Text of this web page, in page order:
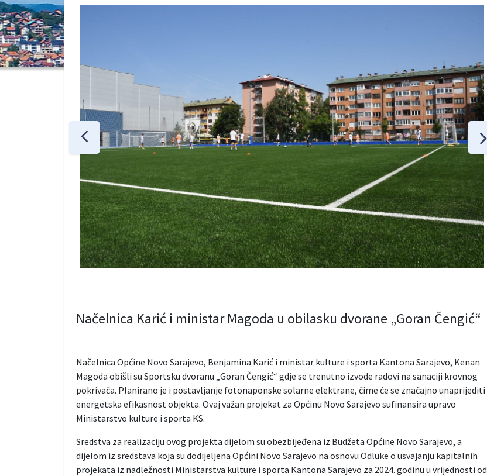
Načelnica Karić i ministar Magoda u obilasku dvorane „Goran Čengić“
Načelnica Općine Novo Sarajevo, Benjamina Karić i ministar kulture i sporta Kantona Sarajevo, Kenan
Magoda obišli su Sportsku dvoranu „Goran Čengić“ gdje se trenutno izvode radovi na sanaciji krovnog
pokrivača. Planirano je i postavljanje fotonaponske solarne elektrane, čime će se značajno unaprijediti
energetska efikasnost objekta. Ovaj važan projekat za Općinu Novo Sarajevo sufinansira upravo
Ministarstvo kulture i sporta KS.
Sredstva za realizaciju ovog projekta dijelom su obezbijeđena iz Budžeta Općine Novo Sarajevo, a
dijelom iz sredstava koja su dodijeljena Općini Novo Sarajevo na osnovu Odluke o usvajanju kapitalnih
projekata iz nadležnosti Ministarstva kulture i sporta Kantona Sarajevo za 2024. godinu u vrijednosti od